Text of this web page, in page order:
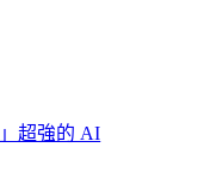
」超強的 AI